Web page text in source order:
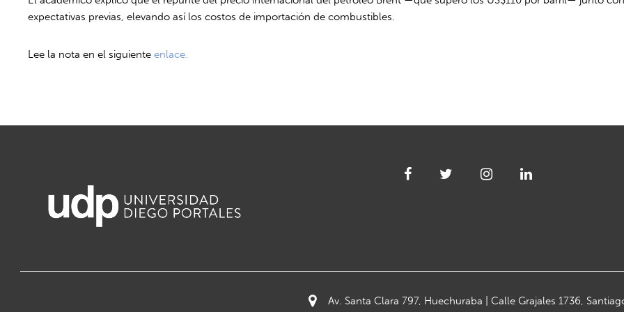
expectativas previas, elevando así los costos de importación de combustibles.
Lee la nota en el siguienteenlace.
Av. Santa Clara 797, Huechuraba | Calle Grajales 1736,